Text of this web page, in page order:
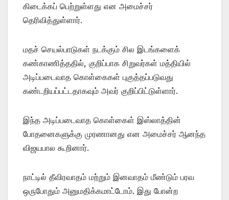
கிடைக்கப் பெற்றுள்ளது என அமைச்சர்
தெரிவித்துள்ளார்.
மதச் செயல்பாடுகள் நடக்கும் சில இடங்களைக்
கண்காணித்ததில், குறிப்பாக சிறுவர்கள் மத்தியில்
அடிப்படைவாத கொள்கைகள் புகுத்தப்படுவது
கண்டறியப்பட்டதாகவும் அவர் குறிப்பிட்டுள்ளார்.
இந்த அடிப்படைவாத கொள்கைள் இஸ்லாத்தின்
போதனைகளுக்கு முரணானது என அமைச்சர் ஆனந்த
விஜயபால கூறினார்.
நாட்டில் தீவிரவாதம் மற்றும் இனவாதம் மீண்டும் பரவ
ஒருபோதும் அனுமதிக்கமாட்டோம். இது போன்ற